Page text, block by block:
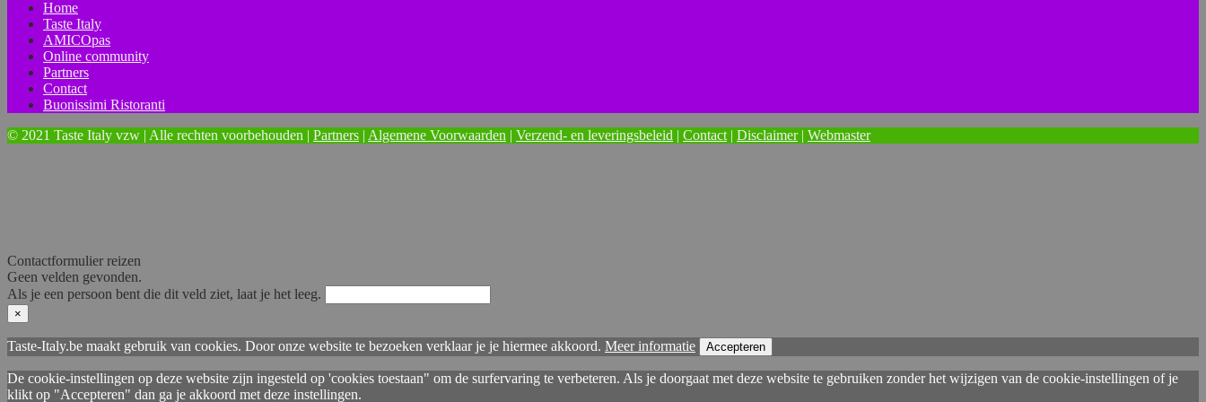
Home
Taste Italy
AMICOpas
Online community
Partners
Contact
Buonissimi Ristoranti
© 2021 Taste Italy vzw | Alle rechten voorbehouden | Partners | Algemene Voorwaarden | Verzend- en leveringsbeleid | Contact | Disclaimer| Webmaster
Contactformulier reizen
Geen velden gevonden.
Als je een persoon bent die dit veld ziet, laat je het leeg.
×
Taste-Italy.be maakt gebruik van cookies. Door onze website te bezoeken verklaar je je hiermee akkoord. Meer informatie Accepteren
De cookie-instellingen op deze website zijn ingesteld op 'cookies toestaan" om de surfervaring te verbeteren. Als je doorgaat met deze website te gebruiken zonder het wijzigen van de cookie-instellingen of je
klikt op "Accepteren" dan ga je akkoord met deze instellingen.